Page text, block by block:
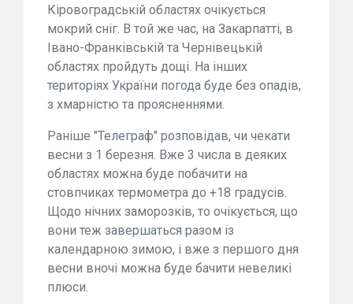
Кіровоградській областях очікується
мокрий сніг. В той же час, на Закарпатті, в
Івано-Франківській та Чернівецькій
областях пройдуть дощі. На інших
територіях України погода буде без опадів,
з хмарністю та проясненнями.
Раніше "Телеграф" розповідав, чи чекати
весни з 1 березня. Вже 3 числа в деяких
областях можна буде побачити на
стовпчиках термометра до +18 градусів.
Щодо нічних заморозків, то очікується, що
вони теж завершаться разом із
календарною зимою, і вже з першого дня
весни вночі можна буде бачити невеликі
плюси.